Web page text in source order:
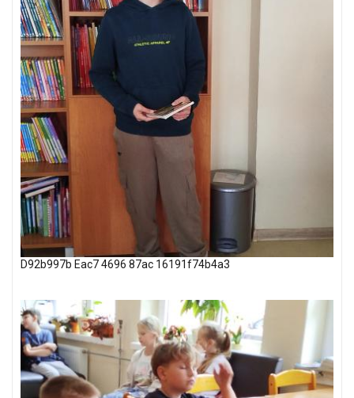
D92b997b Eac7 4696 87ac 16191f74b4a3